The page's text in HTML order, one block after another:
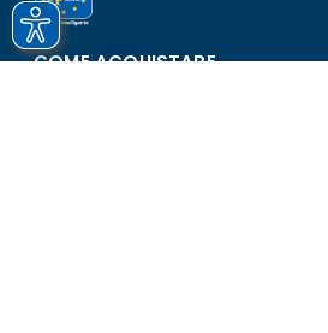
COME ACQUISTARE